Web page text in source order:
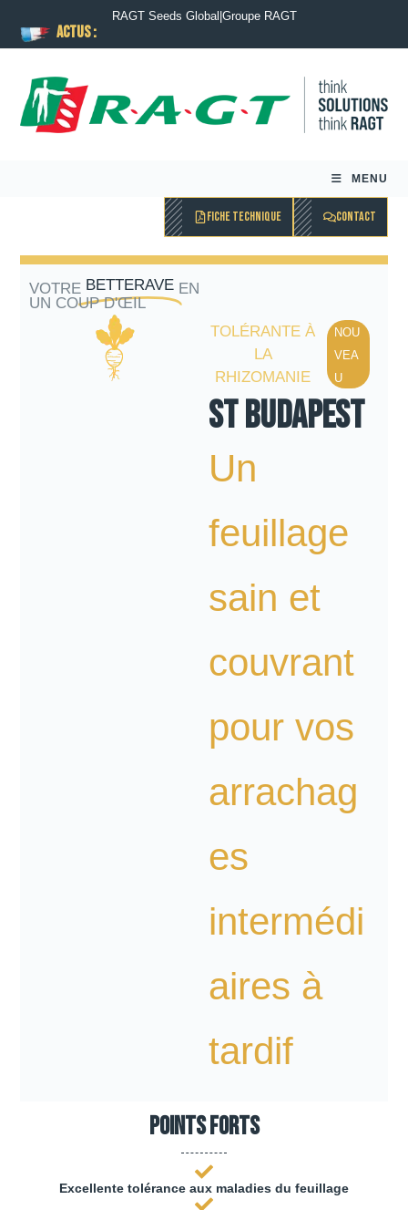
ACTUS :
RAGT Seeds Global Groupe RAGT
MENU
FICHE TECHNIQUE CONTACT
VOTRE BETTERAVE EN
UN COUP D'ŒIL
TOLÉRANTE À
LA
RHIZOMANIE
NOU
VEA
U
ST Budapest
Un
feuillage
sain et
couvrant
pour vos
arrachag
es
intermédi
aires à
tardif
Points forts
Excellente tolérance aux maladies du feuillage